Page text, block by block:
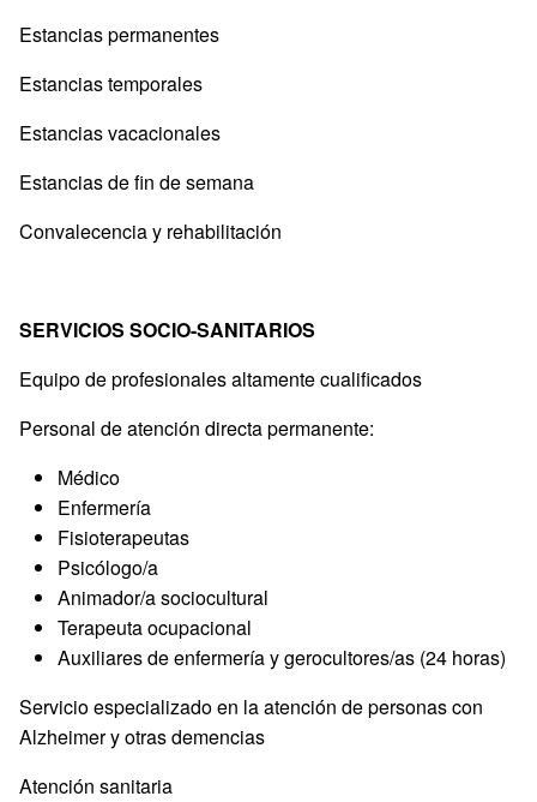
Estancias permanentes
Estancias temporales
Estancias vacacionales
Estancias de fin de semana
Convalecencia y rehabilitación
SERVICIOS SOCIO-SANITARIOS
Equipo de profesionales altamente cualificados
Personal de atención directa permanente:
Médico
Enfermería
Fisioterapeutas
Psicólogo/a
Animador/a sociocultural
Terapeuta ocupacional
Auxiliares de enfermería y gerocultores/as (24 horas)
Servicio especializado en la atención de personas con
Alzheimer y otras demencias
Atención sanitaria